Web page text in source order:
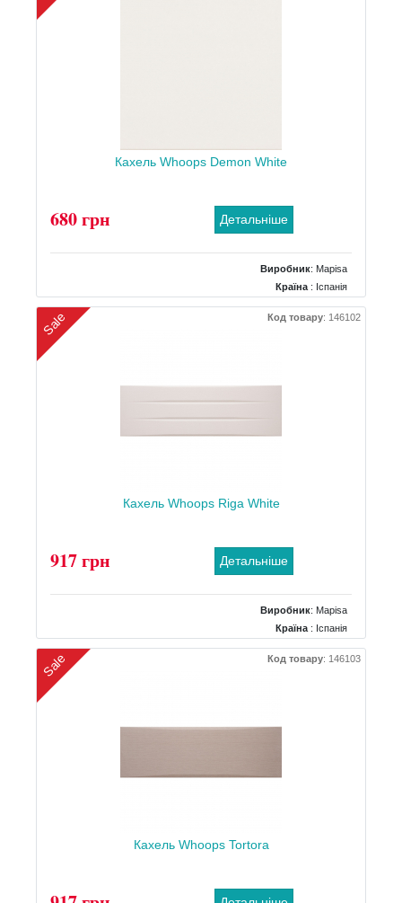
Кахель Whoops Demon White
680 грн Детальніше
Виробник: Mapisa
Країна : Іспанія
Поверхня: Матова
Колір: Білий
Sale Код товару: 146102
Кахель Whoops Riga White
917 грн Детальніше
Виробник: Mapisa
Країна : Іспанія
Поверхня: Матова
Колір: Білий
Sale Код товару: 146103
Кахель Whoops Tortora